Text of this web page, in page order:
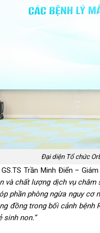
Đại diện Tổ chức
Trần Minh Điển –
và chất lượng dịch vụ
phần phòng ngừa nguy
đồng trong bối cảnh bệnh
sinh non.”